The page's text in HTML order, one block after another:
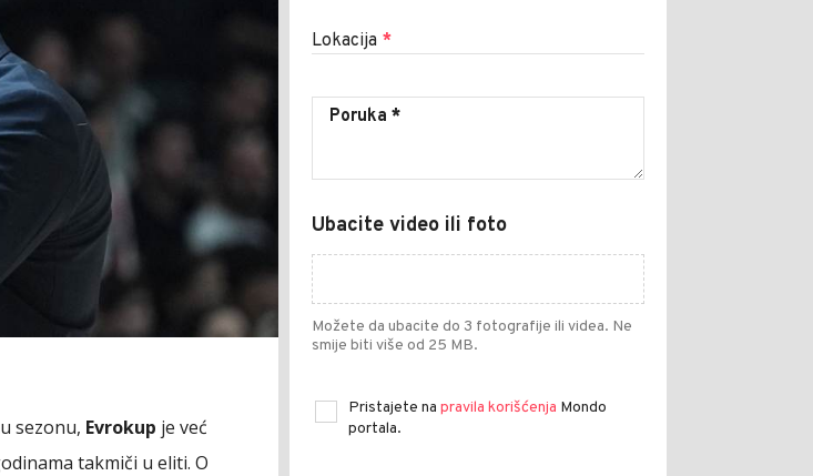
sezonu, Evrokup je već
takmiči u eliti. O
Lokacija *
Ubacite video ili foto
Možete da ubacite do 3 fotografije ili videa. Ne
smije biti više od 25 MB.
Pristajete na pravila korišćenja Mondo
portala.